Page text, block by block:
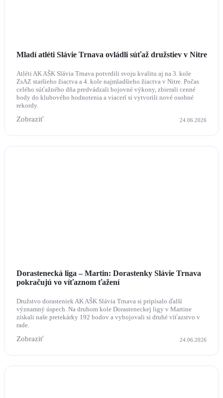
Mladí atléti Slávie Trnava ovládli súťaž družstiev v Nitre
Atléti AK AŠK Slávia Trnava potvrdili svoju kvalitu aj na 3. kole
ZsAZ staršieho žiactva a 4. kole najmladšieho žiactva v Nitre. Počas
celého súťažného dňa predvádzali bojovné výkony, zbierali cenné
body do klubového hodnotenia a viacerí si vytvorili nové osobné
rekordy.
Zobraziť 24.06.2026
Dorastenecká liga – Martin: Dorastenky Slávie Trnava
pokračujú vo víťaznom ťažení
Družstvo dorasteniek AK AŠK Slávia Trnava si pripísalo ďalší
významný úspech. Na druhom kole Dorasteneckej ligy v Martine
získali naše pretekárky 192 bodov a vybojovali si druhé víťazstvo v
rade.
Zobraziť 24.06.2026